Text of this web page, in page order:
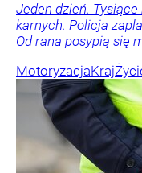
Jeden dzień.
karnych. Policja
Od rana posypią się
MotoryzacjaKraj